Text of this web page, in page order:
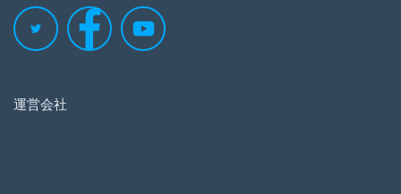
運営会社